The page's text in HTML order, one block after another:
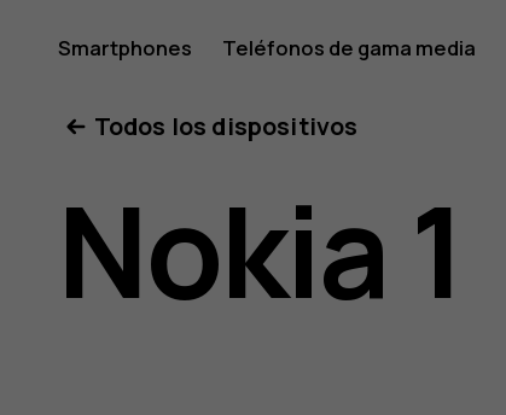
Manual
del
usuario
Smartphones Teléfonos de gama media
Todos los dispositivos
Nokia 1